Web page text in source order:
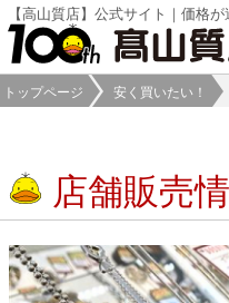
【高山質店】公式サイト｜価格
トップページ 安く買いたい！
店舗販売